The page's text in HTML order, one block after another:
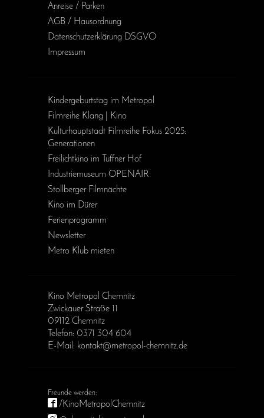
Anreise / Parken
AGB / Haus­ordnung
Daten­schutz­erklärung DSGVO
Impressum
Kinder­geburts­tag im Metropol
Filmreihe Klang | Kino
Kulturhauptstadt Filmreihe Fokus 2025:
Generationen
Freilichtkino im Tuffner Hof
Industriemuseum OPENAIR
Stollberger Filmnächte
Kino im Dürer
Ferienprogramm
Newsletter
Metro Klub mieten
Kino Metropol Chemnitz
Zwickauer Straße 11
09112 Chemnitz
Telefon: 0371 304 604
E-Mail: kontakt@metropol-chemnitz.de
/KinoMetropolChemnitz